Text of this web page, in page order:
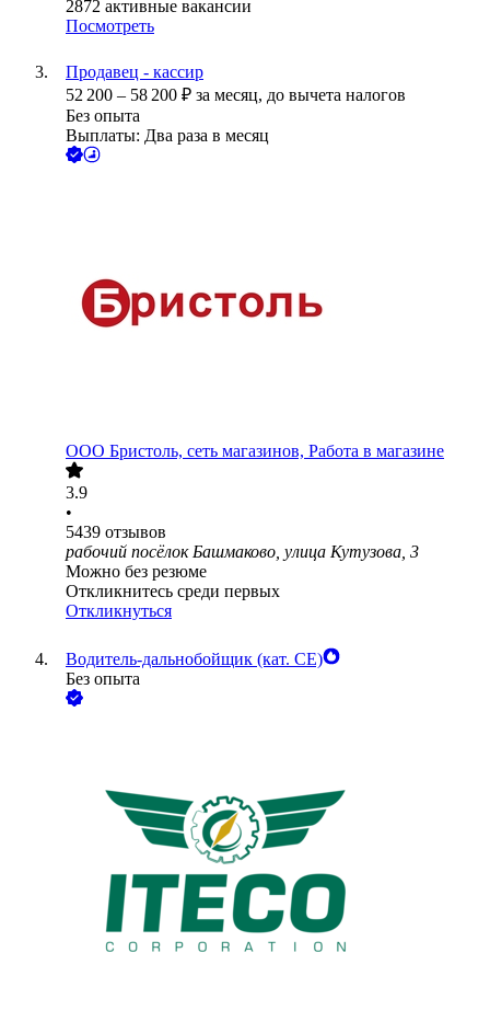
2872 активные вакансии
Посмотреть
Продавец - кассир
52 200 – 58 200 ₽ за месяц, до вычета налогов
Без опыта
Выплаты: Два раза в месяц
ООО Бристоль, сеть магазинов, Работа в магазине
3.9
•
5439 отзывов
рабочий посёлок Башмаково, улица Кутузова, 3
Можно без резюме
Откликнитесь среди первых
Откликнуться
Водитель-дальнобойщик (кат. CE)
Без опыта